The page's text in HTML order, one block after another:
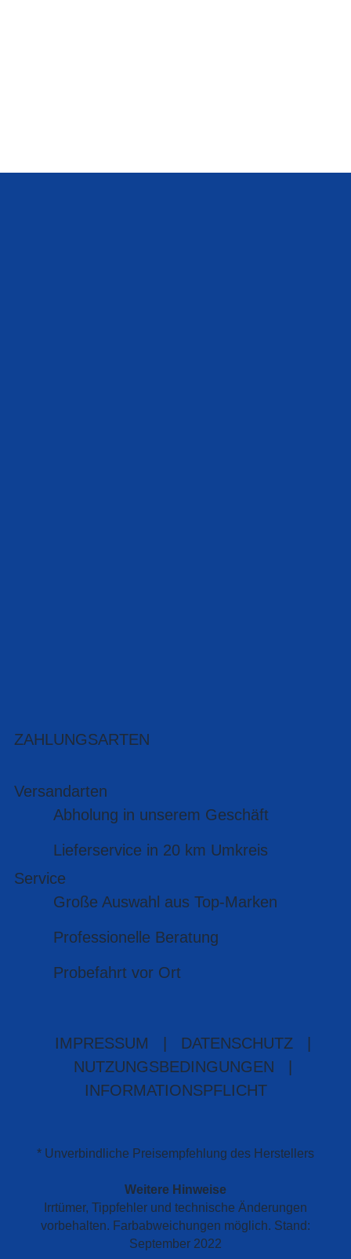
ZAHLUNGSARTEN
Versandarten
Abholung in unserem Geschäft
Lieferservice in 20 km Umkreis
Service
Große Auswahl aus Top-Marken
Professionelle Beratung
Probefahrt vor Ort
IMPRESSUM DATENSCHUTZ
NUTZUNGSBEDINGUNGEN
INFORMATIONSPFLICHT
* Unverbindliche Preisempfehlung des Herstellers
Weitere Hinweise
Irrtümer, Tippfehler und technische Änderungen
vorbehalten. Farbabweichungen möglich. Stand:
September 2022